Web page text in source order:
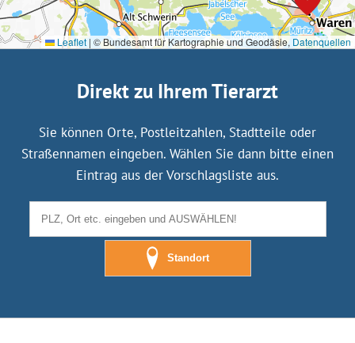
Leaflet | © Bundesamt für Kartographie und Geodäsie, Datenquellen
Direkt zu Ihrem Tierarzt
Sie können Orte, Postleitzahlen, Stadtteile oder
Straßennamen eingeben. Wählen Sie dann bitte einen
Eintrag aus der Vorschlagsliste aus.
Standort